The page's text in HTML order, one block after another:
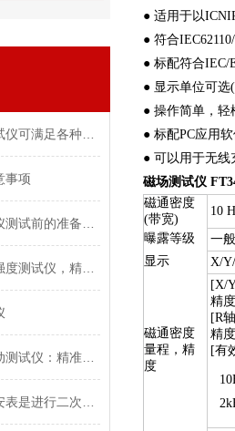
事项
● 适用于以
● 符合
● 标配符合IEC/
● 显示单位可选
● 操作简单，轻
● 标配PC应用
● 可以用于无线
磁场测试仪
磁通密度
(带宽)
10
曝露等级
一
显示
X/
磁通密度
量程，精
度
[X/
精
[R
精
[有